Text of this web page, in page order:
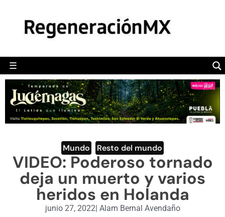
☰
POLÍTICA
CAMALEÓN
OPINIÓN
DEPORTES
ENGLISH SECTION
VIDEOS
Mundo Resto del mundo
VIDEO: Poderoso tornado
deja un muerto y varios
heridos en Holanda
junio 27, 2022| Alam Bernal Avendaño